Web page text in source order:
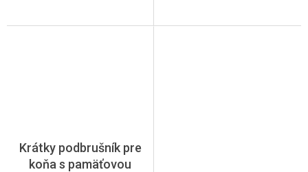
Krátky podbrušník pre
koňa s pamäťovou